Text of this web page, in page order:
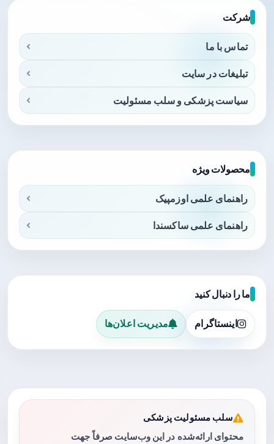
شرکت
تماس با ما
تبلیغات در سایت
سیاست پزشکی و سلب مسئولیت
محصولات ویژه
راهنمای علمی اوزمپیک
راهنمای علمی ساکسندا
ما را دنبال کنید
اینستاگرام مدیریت اعلان‌ها
سلب مسئولیت پزشکی
محتوای ارائه‌شده در این وب‌سایت صرفاً جهت